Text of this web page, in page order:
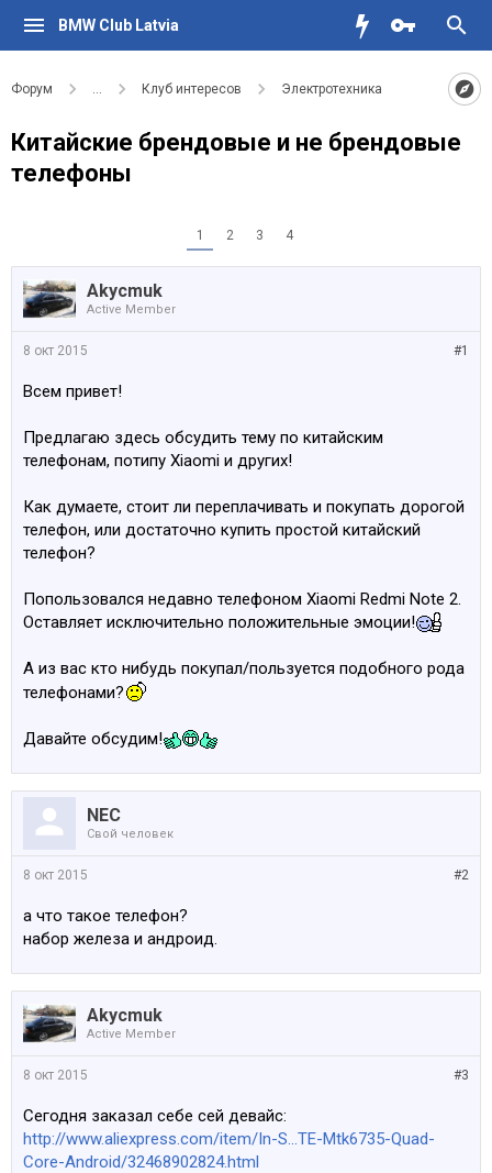
BMW Club Latvia
Форум ... Клуб интересов Электротехника
Китайские брендовые и не брендовые
телефоны
1 2 3 4
Akycmuk
Active Member
#1
8 окт 2015
Всем привет!
Предлагаю здесь обсудить тему по китайским
телефонам, потипу Xiaomi и других!
Как думаете, стоит ли переплачивать и покупать дорогой
телефон, или достаточно купить простой китайский
телефон?
Попользовался недавно телефоном Xiaomi Redmi Note 2.
Оставляет исключительно положительные эмоции!
А из вас кто нибудь покупал/пользуется подобного рода
телефонами?
Давайте обсудим!
NEC
Свой человек
#2
8 окт 2015
а что такое телефон?
набор железа и андроид.
Akycmuk
Active Member
#3
8 окт 2015
Сегодня заказал себе сей девайс:
http://www.aliexpress.com/item/In-S...TE-Mtk6735-Quad-
Core-Android/32468902824.html